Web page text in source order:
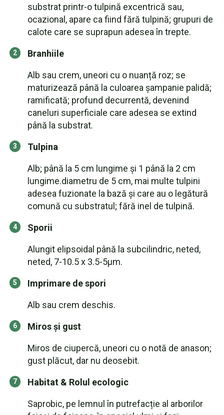
substrat printr-o tulpină excentrică sau,
ocazional, apare ca fiind fără tulpină; grupuri de
calote care se suprapun adesea în trepte.
Branhiile
Alb sau crem, uneori cu o nuanță roz; se
maturizează până la culoarea șampanie palidă;
ramificată; profund decurrentă, devenind
caneluri superficiale care adesea se extind
până la substrat.
Tulpina
Alb; până la 5 cm lungime și 1 până la 2 cm
lungime.diametru de 5 cm, mai multe tulpini
adesea fuzionate la bază și care au o legătură
comună cu substratul; fără inel de tulpină.
Sporii
Alungit elipsoidal până la subcilindric, neted,
neted, 7-10.5 x 3.5-5µm.
Imprimare de spori
Alb sau crem deschis.
Miros și gust
Miros de ciupercă, uneori cu o notă de anason;
gust plăcut, dar nu deosebit.
Habitat & Rolul ecologic
Saprobic, pe lemnul în putrefacție al arborilor